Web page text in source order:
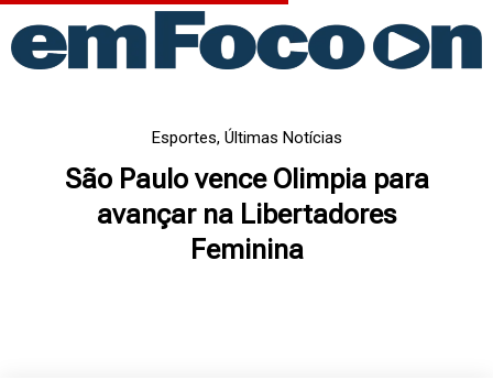
para
Esportes, Últimas Notícias
São Paulo vence Olimpia para
avançar na Libertadores
Feminina